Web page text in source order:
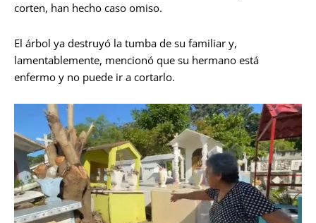
corten, han hecho caso omiso.
El árbol ya destruyó la tumba de su familiar y,
lamentablemente, mencionó que su hermano está
enfermo y no puede ir a cortarlo.